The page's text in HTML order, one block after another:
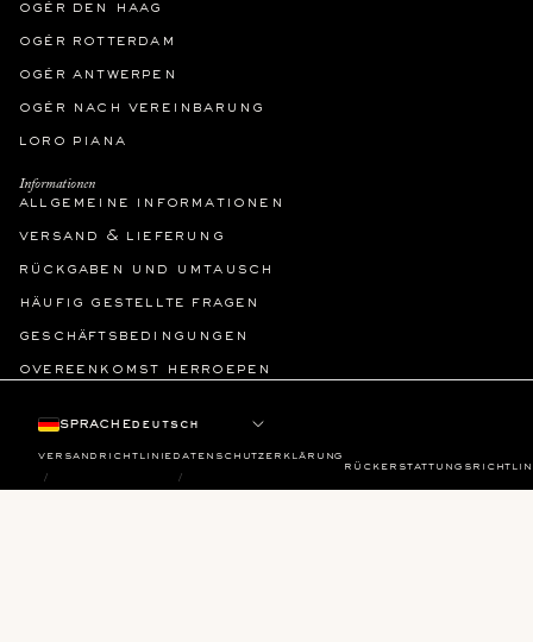
ogér den haag
ogér rotterdam
ogér antwerpen
ogér nach vereinbarung
loro piana
Informationen
allgemeine informationen
versand & lieferung
rückgaben und umtausch
häufig gestellte fragen
geschäftsbedingungen
overeenkomst herroepen
sprache
versandrichtlinie datenschutzerklärung